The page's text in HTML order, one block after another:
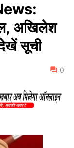
अखिलेश
देखें सूची
0